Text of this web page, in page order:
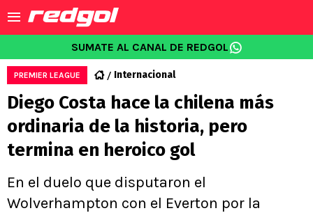
SUMATE AL CANAL DE REDGOL
PREMIER LEAGUE Internacional
Diego Costa hace la chilena más
ordinaria de la historia, pero
termina en heroico gol
En el duelo que disputaron el
Wolverhampton con el Everton por la